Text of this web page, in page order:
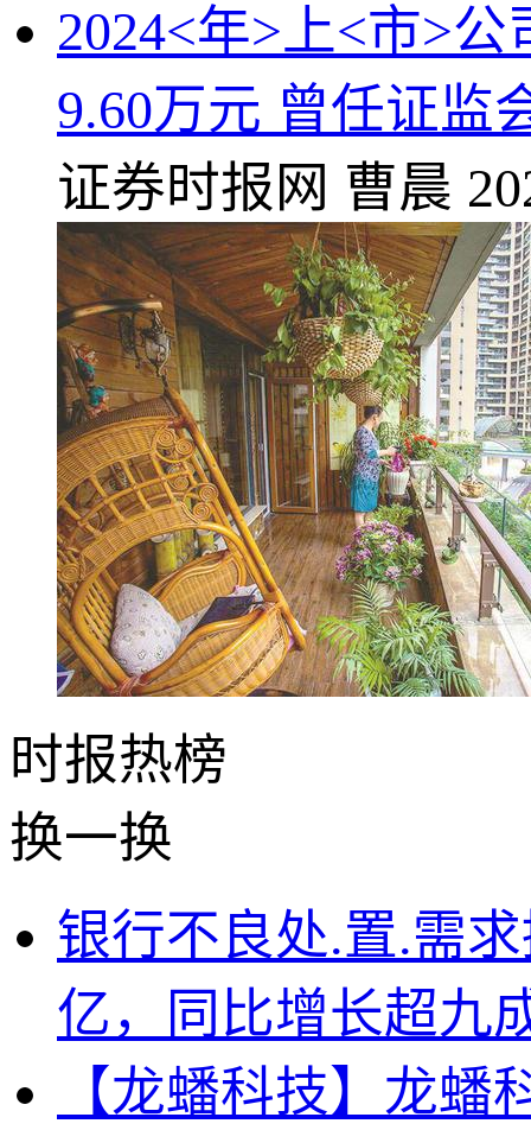
2024<年>上<市>
9.60万元 曾任证监
证券时报网 曹晨
时报热榜
换一换
银行不良处.置.需
亿，同比增长超九
【龙蟠科技】龙